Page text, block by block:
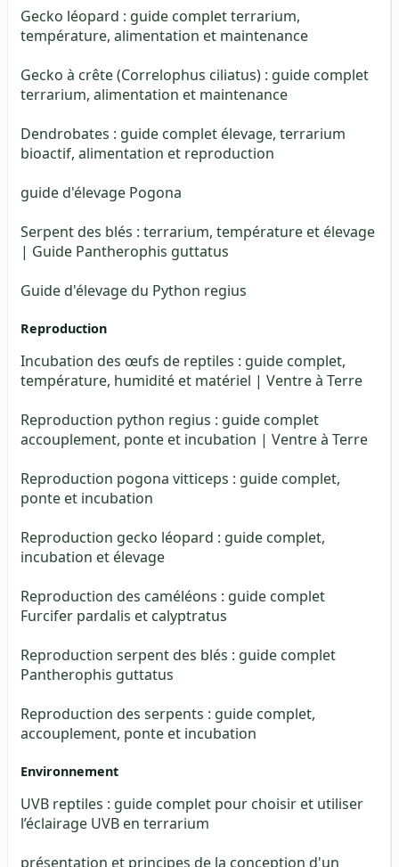
Gecko léopard : guide complet terrarium,
température, alimentation et maintenance
Gecko à crête (Correlophus ciliatus) : guide complet
terrarium, alimentation et maintenance
Dendrobates : guide complet élevage, terrarium
bioactif, alimentation et reproduction
guide d'élevage Pogona
Serpent des blés : terrarium, température et élevage
| Guide Pantherophis guttatus
Guide d'élevage du Python regius
Reproduction
Incubation des œufs de reptiles : guide complet,
température, humidité et matériel | Ventre à Terre
Reproduction python regius : guide complet
accouplement, ponte et incubation | Ventre à Terre
Reproduction pogona vitticeps : guide complet,
ponte et incubation
Reproduction gecko léopard : guide complet,
incubation et élevage
Reproduction des caméléons : guide complet
Furcifer pardalis et calyptratus
Reproduction serpent des blés : guide complet
Pantherophis guttatus
Reproduction des serpents : guide complet,
accouplement, ponte et incubation
Environnement
UVB reptiles : guide complet pour choisir et utiliser
l’éclairage UVB en terrarium
présentation et principes de la conception d'un